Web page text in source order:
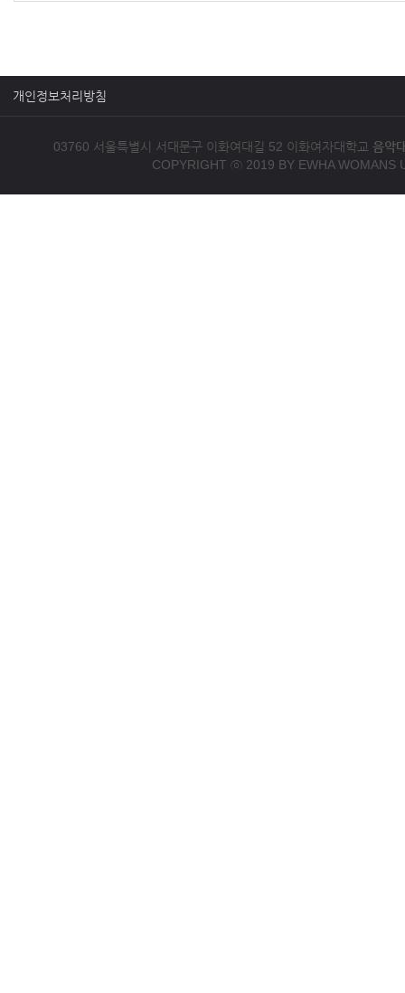
개인정보처리방침
03760 서울특별시 서대문구 이화여대길 52 이화여자대학교음악
COPYRIGHT ⓒ 2019 BY EWHA WOMANS